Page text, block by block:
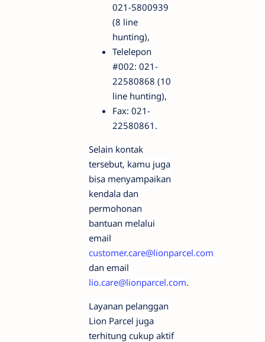
021-5800939
(8 line
hunting),
Telelepon
#002: 021-
22580868 (10
line hunting),
Fax: 021-
22580861.
Selain kontak
tersebut, kamu juga
bisa menyampaikan
kendala dan
permohonan
bantuan melalui
email
customer.care@lionparcel.com
dan email
lio.care@lionparcel.com.
Layanan pelanggan
Lion Parcel juga
terhitung cukup aktif